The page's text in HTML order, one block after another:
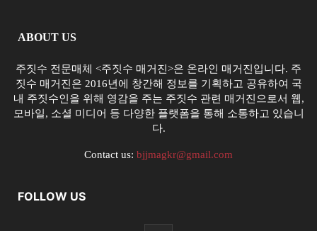
ABOUT US
주짓수 전문매체 <주짓수 매거진>은 온라인 매거진입니다. 주
짓수 매거진은 2016년에 창간해 정보를 기획하고 공유하여 국
내 주짓수인을 위해 영감을 주는 주짓수 관련 매거진으로서 웹,
모바일, 소셜 미디어 등 다양한 플랫폼을 통해 소통하고 있습니
다.
Contact us: bjjmagkr@gmail.com
FOLLOW US